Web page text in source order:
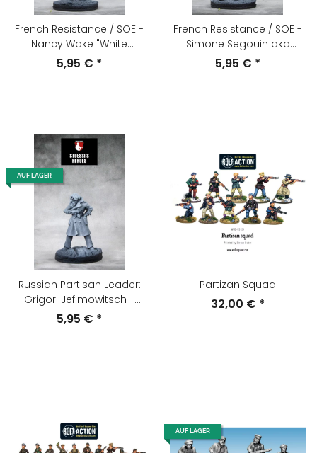
French Resistance / SOE -
Nancy Wake "White
Mouse"
5,95 € *
French Resistance / SOE -
Simone Segouin aka
Nicole Minet
5,95 € *
AUF LAGER
Russian Partisan Leader:
Grigori Jefimowitsch -
Codename: Rasputin
5,95 € *
Partizan Squad
32,00 € *
AUF LAGER